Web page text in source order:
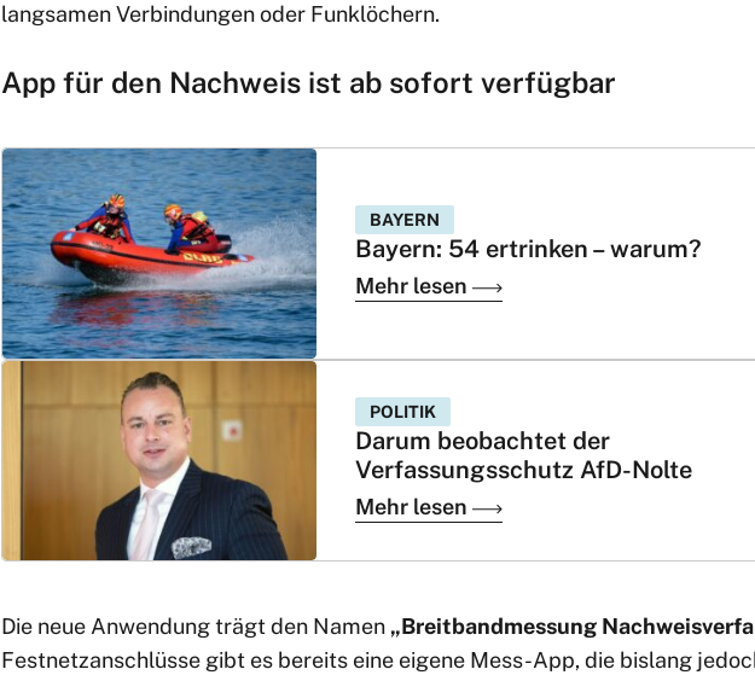
langsamen Verbindungen oder Funklöchern.
App für den Nachweis ist ab sofort verfügbar
BAYERN
Bayern: 54 ertrinken – warum?
Mehr lesen
POLITIK
Darum beobachtet der
Verfassungsschutz AfD-Nolte
Mehr lesen
Die neue Anwendung trägt den Namen „Breitbandmessung
Festnetzanschlüsse gibt es bereits eine eigene Mess-App, die bislang